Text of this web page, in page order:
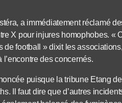
a immédiatement réclamé
X pour injures homophobes. «
de football » dixit les
des concernés.
puisque la tribune Etang
Il faut dire que d’autres